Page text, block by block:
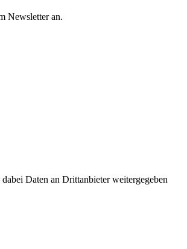
Newsletter an.
Daten an Drittanbieter weitergegeben